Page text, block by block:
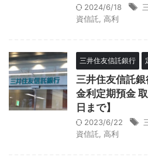
2024/6/18
資信託 高利
三井住友信託銀行
三井住友信託
金利定期預金
日まで】
2023/6/22
資信託 高利